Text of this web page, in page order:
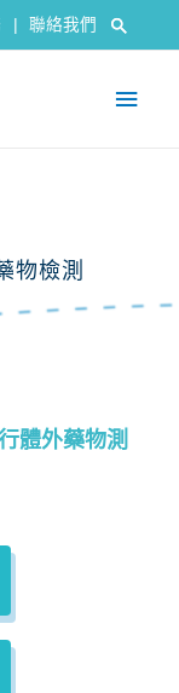
聯絡我們
物檢測
體外藥物測